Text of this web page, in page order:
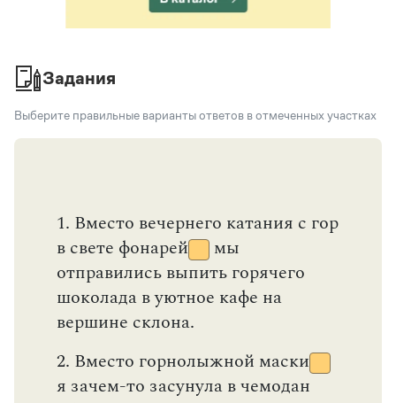
Задания
Выберите правильные варианты ответов в отмеченных участках